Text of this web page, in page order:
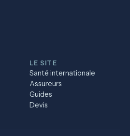
LE SITE
Santé internationale
Assureurs
Guides
Devis